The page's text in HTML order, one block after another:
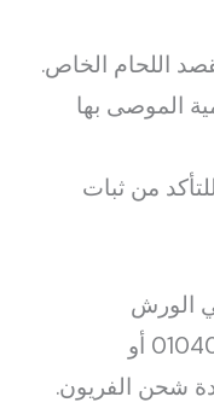
اللحام الخاص.
الموصى بها
24 ساعة للتأكد من ثبات
الورش
المتخصصة. اتصل على 01040424185 أو